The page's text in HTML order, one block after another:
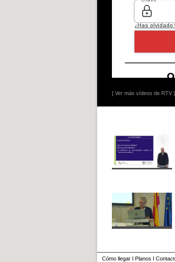
[ Ver más vídeos de RTV ]
Cómo llegar I Planos I